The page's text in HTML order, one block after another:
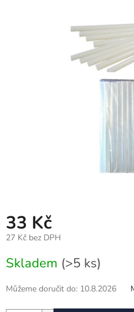
hvězdiček.
33 Kč
27 Kč bez DPH
cena:
Skladem (>5 ks)
Můžeme doručit do: 10.8.2026